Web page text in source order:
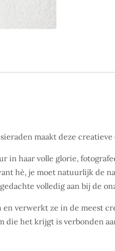
maakt deze creatieve
in haar volle glorie,
hè, je moet natuurlijk de
volledig aan bij de
en verwerkt ze in de meest
die het krijgt is verbonden